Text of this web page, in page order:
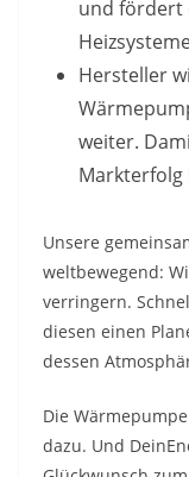
und fördert
Hersteller
weiter.
Markterfolg
Unsere
weltbewegend:
verringern.
diesen einen
dessen
Die
dazu. Und